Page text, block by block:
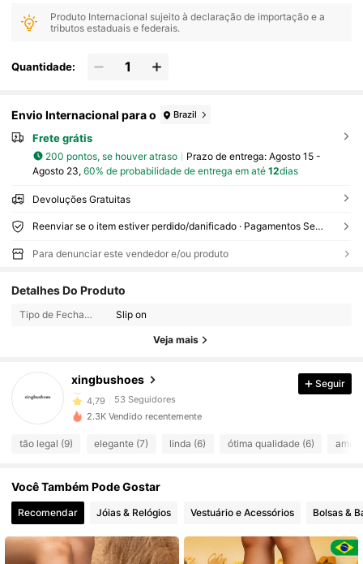
Produto Internacional sujeito à declaração de importação e a
tributos estaduais e federais.
Quantidade:
Envio Internacional para o Brazil
Frete grátis
200 pontos, se houver atraso Prazo de entrega: Agosto 15 -
Agosto 23, 60% de probabilidade de entrega em até 12dias
Devoluções Gratuitas
Reenviar se o item estiver perdido/danificado · Pagamentos Seguros · Proteção de privacidade
Para denunciar este vendedor e/ou produto
Detalhes Do Produto
Tipo de Fechamento: Slip on
Veja mais
xingbushoes
4,79
53 Seguidores
4,79 53 Seguidores
4,79 53 Seguidores
4,79 53 Seguidores
Seguir
2.3K Vendido recentemente
tão legal (9) elegante (7) linda (6) ótima qualidade (6) amor
Você Também Pode Gostar
Recomendar Jóias & Relógios Vestuário e Acessórios Bolsas &